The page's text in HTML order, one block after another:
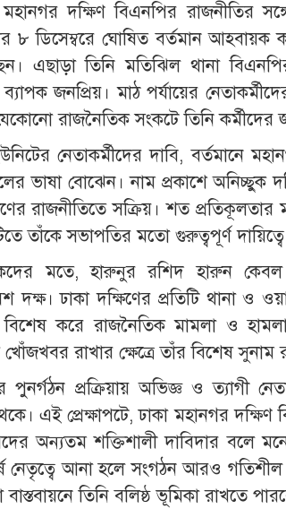
মহানগর দক্ষিণ বিএনপির রাজনীতির
৮ ডিসেম্বরে ঘোষিত বর্তমান আহবায়ক
এছাড়া তিনি মতিঝিল থানা
জনপ্রিয়। মাঠ পর্যায়ের
রাজনৈতিক সংকটে তিনি কর্মীদের
নেতাকর্মীদের দাবি, বর্তমানে
ভাষা বোঝেন। নাম প্রকাশে অনিচ্ছুক
রাজনীতিতে সক্রিয়। শত
তাঁকে সভাপতির মতো গুরুত্বপূর্ণ
মতে, হারুনুর রশিদ হারুন
দক্ষ। ঢাকা দক্ষিণের প্রতিটি থানা ও
করে রাজনৈতিক মামলা ও
রাখার ক্ষেত্রে তাঁর বিশেষ সুনাম
পুনর্গঠন প্রক্রিয়ায় অভিজ্ঞ ও ত্যাগী
এই প্রেক্ষাপটে, ঢাকা মহানগর
অন্যতম শক্তিশালী দাবিদার বলে
নেতৃত্বে আনা হলে সংগঠন আরও
তিনি বলিষ্ঠ ভূমিকা রাখতে